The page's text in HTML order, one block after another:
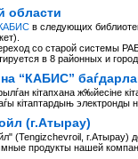
области
в следующих
со старой системы
в 8 районных и
“КАБИС”
кітапхана ж‰йесіне
электронды
(г.Атырау)
(Tengizchevroil, г.Атырау)
продукты нашей